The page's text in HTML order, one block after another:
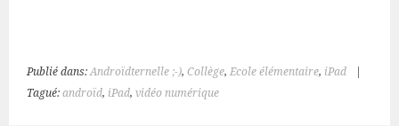
Publié dans:Androïdternelle ;-),Collège,Ecole élémentaire, iPad
Tagué:androïd, iPad,vidéo numérique